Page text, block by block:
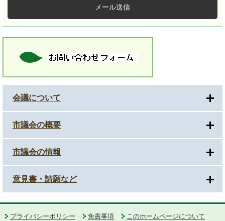
メール送信
会議について
市議会の概要
市議会の情報
意見書・請願など
プライバシーポリシー 免責事項
このホームページについて